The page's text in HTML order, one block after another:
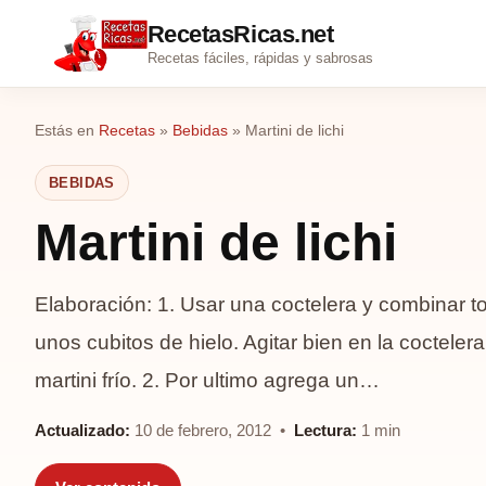
RecetasRicas.net
Recetas fáciles, rápidas y sabrosas
Estás en Recetas » Bebidas » Martini de lichi
BEBIDAS
Martini de lichi
Elaboración: 1. Usar una coctelera y combinar
unos cubitos de hielo. Agitar bien en la
martini frío. 2. Por ultimo agrega un…
Actualizado: 10 de febrero, 2012 • Lectura: 1 min